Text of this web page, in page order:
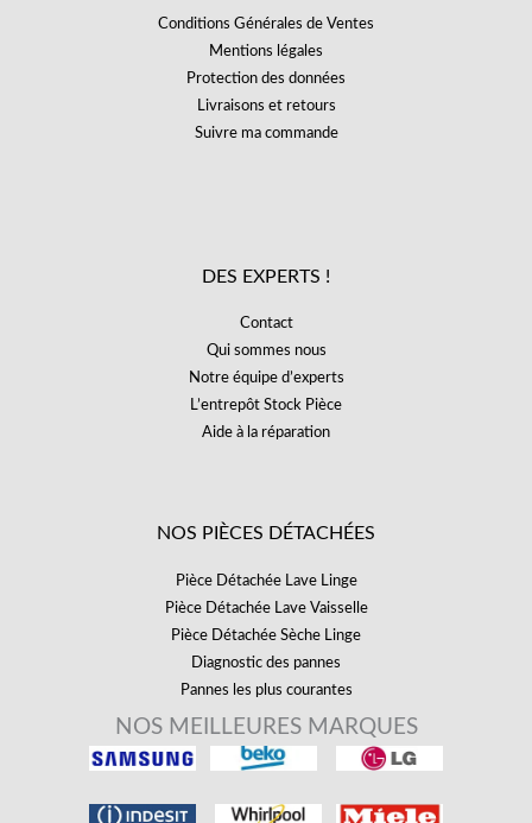
Conditions Générales de Ventes
Mentions légales
Protection des données
Livraisons et retours
Suivre ma commande
DES EXPERTS !
Contact
Qui sommes nous
Notre équipe d’experts
L’entrepôt Stock Pièce
Aide à la réparation
NOS PIÈCES DÉTACHÉES
Pièce Détachée Lave Linge
Pièce Détachée Lave Vaisselle
Pièce Détachée Sèche Linge
Diagnostic des pannes
Pannes les plus courantes
NOS MEILLEURES MARQUES